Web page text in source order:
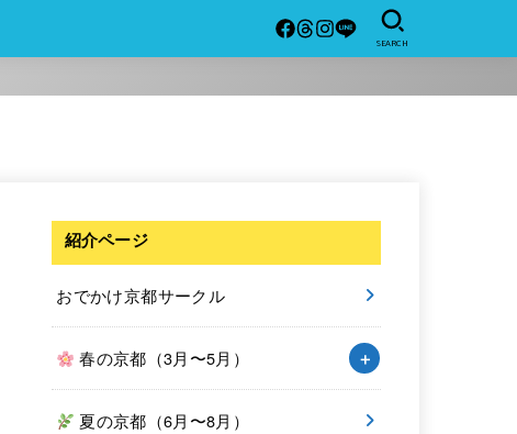
SEARCH
紹介ページ
おでかけ京都サークル
春の京都（3月〜5月）
夏の京都（6月〜8月）